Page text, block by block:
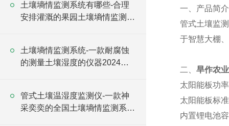
土壤墒情监测系统有哪些-合理
安排灌溉的果园土壤墒情监测站
土壤墒情监测系统-一款耐腐蚀
的测量土壤湿度的仪器2024全
管式土壤温湿度监测仪-一款神
采奕奕的全国土壤墒情监测系统
一、产品简介
管式土壤监
于智慧大棚
二、 旱作农
太阳能板功
太阳能板标
内置锂电池